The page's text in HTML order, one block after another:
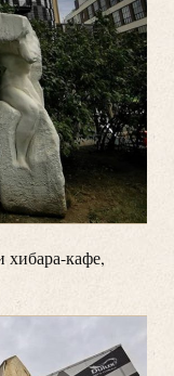
хибара-кафе,